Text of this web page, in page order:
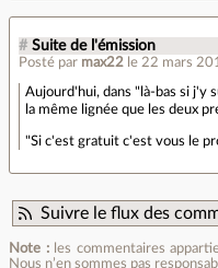
# Suite de l'émission
Posté par max22 le 22 mars
Aujourd'hui, dans "là-bas si j'y
la même lignée que les deux
"Si c'est gratuit c'est vous le
Suivre le flux des
Note :les commentaires
Nous n’en sommes pas